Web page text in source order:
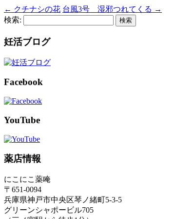
← クチナシの花 台風3号 湿邪つれてくる →
検索:
妊活ブログ
Facebook
YouTube
薬店情報
にこにこ薬唵
〒651-0094
兵庫県神戸市中央区琴ノ緒町5-3-5
グリーンシャポービル705